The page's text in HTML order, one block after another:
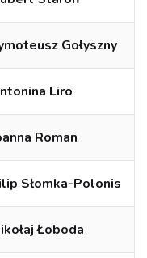
Gołyszny
Liro
Roman
Słomka-Polonis
Łoboda